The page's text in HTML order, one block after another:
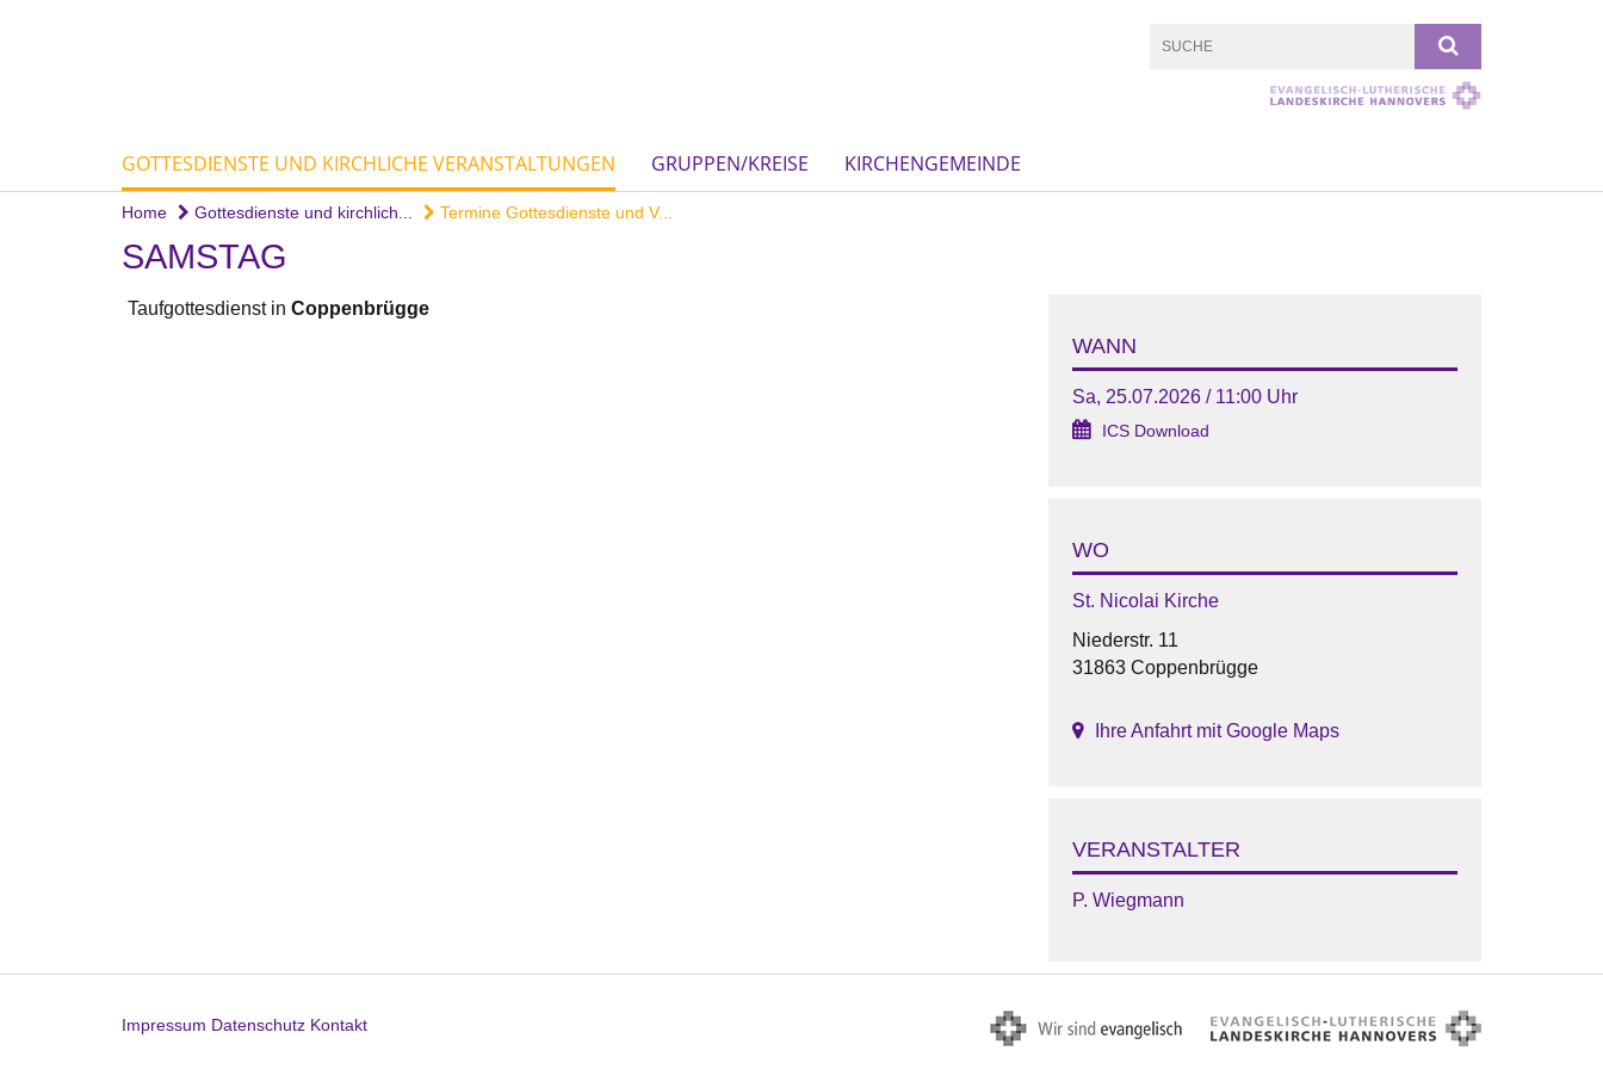
GOTTESDIENSTE UND KIRCHLICHE VERANSTALTUNGEN GRUPPEN/KREISE KIRCHENGEMEINDE
Home Gottesdienste und kirchlich... Termine Gottesdienste und V...
SAMSTAG
Taufgottesdienst in Coppenbrügge
WANN
Sa, 25.07.2026 / 11:00 Uhr
ICS Download
WO
St. Nicolai Kirche
Niederstr. 11
31863 Coppenbrügge
Ihre Anfahrt mit Google Maps
VERANSTALTER
P. Wiegmann
Impressum Datenschutz Kontakt